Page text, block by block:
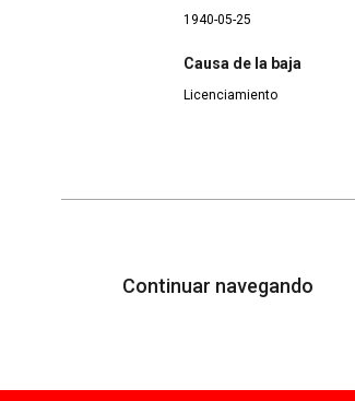
1940-05-25
Causa de la baja
Licenciamiento
Continuar navegando